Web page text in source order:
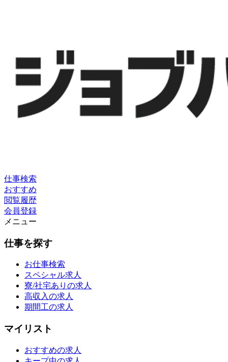
仕事検索
おすすめ
閲覧履歴
会員登録
メニュー
仕事を探す
お仕事検索
スペシャル求人
寮/社宅ありの求人
高収入の求人
期間工の求人
マイリスト
おすすめの求人